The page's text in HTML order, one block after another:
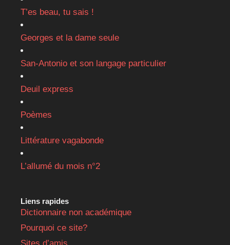
T’es beau, tu sais !
Georges et la dame seule
San-Antonio et son langage particulier
Deuil express
Poèmes
Littérature vagabonde
L’allumé du mois n°2
Liens rapides
Dictionnaire non académique
Pourquoi ce site?